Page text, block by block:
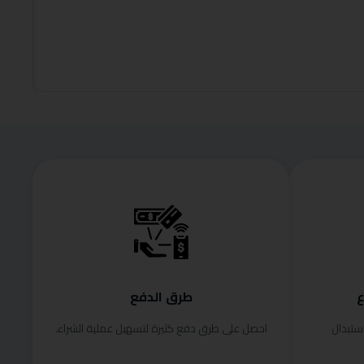
طرق الدفع
احصل على طرق دفع كثيرة لتسهيل عملية الشراء.